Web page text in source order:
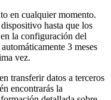
en cualquier momento.
hasta que los
la configuración del
3 meses
vez.
transferir datos a terceros
encontrarás la